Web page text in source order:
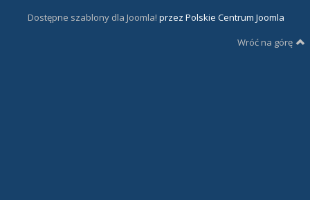
Dostępne szablony dla Joomla! przez Polskie Centrum Joomla
Wróć na górę